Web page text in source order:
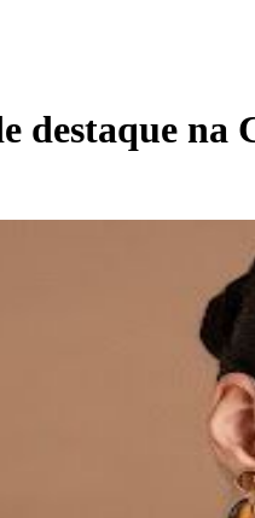
destaque na